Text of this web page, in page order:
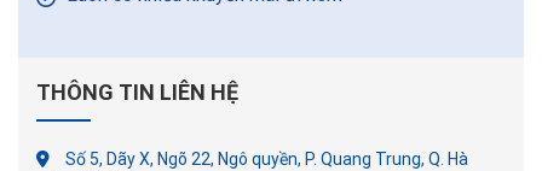
THÔNG TIN LIÊN HỆ
Số 5, Dãy X, Ngõ 22, Ngô quyền, P. Quang Trung, Q. Hà